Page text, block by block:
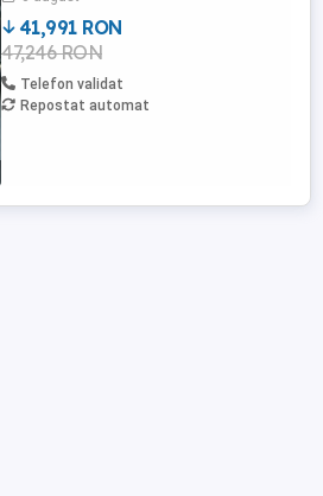
Comfort Keyless ...
41,991 RON
47,246 RON
Telefon validat
Repostat automat